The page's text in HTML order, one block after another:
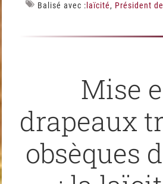
Balisé avec : laïcité, Président
Mise
drapeaux
obsèques